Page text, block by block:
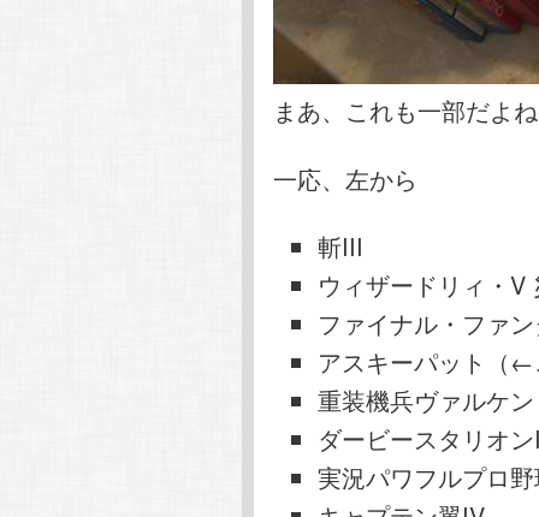
まあ、これも一部だよ
一応、左から
斬III
ウィザードリィ・V
ファイナル・ファ
アスキーパット（
重装機兵ヴァルケン
ダービースタリオ
実況パワフルプロ